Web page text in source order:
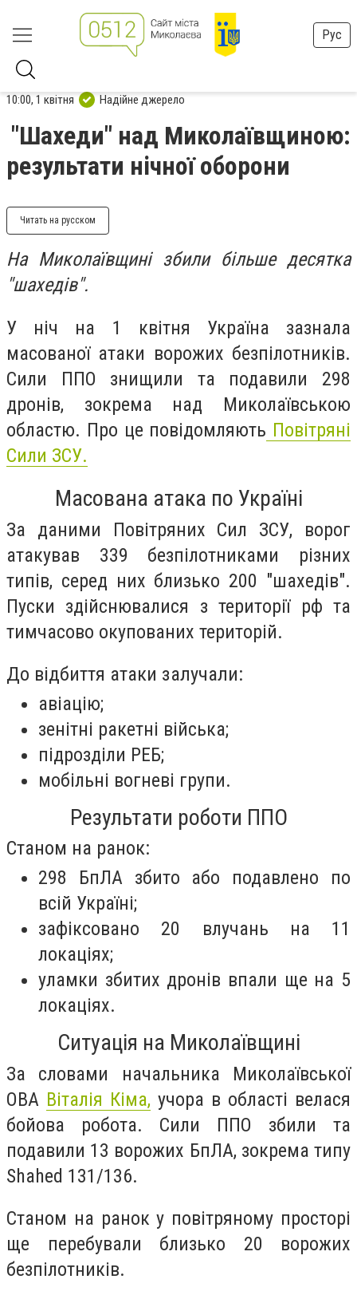
Рус
10:00, 1 квітня Надійне джерело
"Шахеди" над Миколаївщиною:
результати нічної оборони
Читать на русском
На Миколаївщині збили більше десятка
"шахедів".
У ніч на 1 квітня Україна зазнала
масованої атаки ворожих безпілотників.
Сили ППО знищили та подавили 298
дронів, зокрема над Миколаївською
областю. Про це повідомляють Повітряні
Сили ЗСУ.
Масована атака по Україні
За даними Повітряних Сил ЗСУ, ворог
атакував 339 безпілотниками різних
типів, серед них близько 200 "шахедів".
Пуски здійснювалися з території рф та
тимчасово окупованих територій.
До відбиття атаки залучали:
авіацію;
зенітні ракетні війська;
підрозділи РЕБ;
мобільні вогневі групи.
Результати роботи ППО
Станом на ранок:
298 БпЛА збито або подавлено по
всій Україні;
зафіксовано 20 влучань на 11
локаціях;
уламки збитих дронів впали ще на 5
локаціях.
Ситуація на Миколаївщині
За словами начальника Миколаївської
ОВА Віталія Кіма, учора в області велася
бойова робота. Сили ППО збили та
подавили 13 ворожих БпЛА, зокрема типу
Shahed 131/136.
Станом на ранок у повітряному просторі
ще перебували близько 20 ворожих
безпілотників.